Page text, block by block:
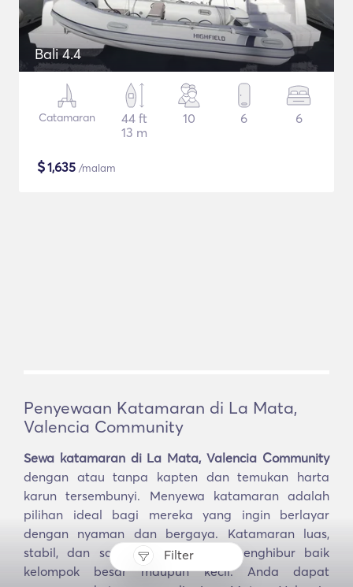
Filter
Bali 4.4
Catamaran
44 ft
13 m
10 6 6
$1,635 /malam
Penyewaan Katamaran di La Mata,
Valencia Community
Sewa katamaran di La Mata, Valencia Community
dengan atau tanpa kapten dan temukan harta
karun tersembunyi. Menyewa katamaran adalah
pilihan ideal bagi mereka yang ingin berlayar
dengan nyaman dan bergaya. Katamaran luas,
stabil, dan sangat cocok untuk menghibur baik
kelompok besar maupun kecil. Anda dapat